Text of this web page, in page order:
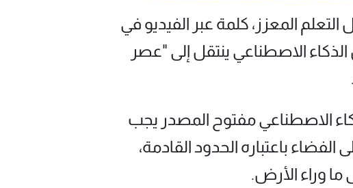
جائزة تورينغ لعام 2024 ورائد في مجال التعلم المعزز، كلمة عبر الفيديو في
الاصطناعي ينتقل إلى "عصر
الاصطناعي مفتوح المصدر يجب
باعتباره الحدود القادمة،
ما وراء الأرض.